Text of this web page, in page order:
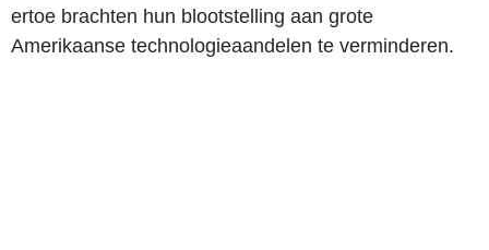
ertoe brachten hun blootstelling aan grote
Amerikaanse technologieaandelen te verminderen.